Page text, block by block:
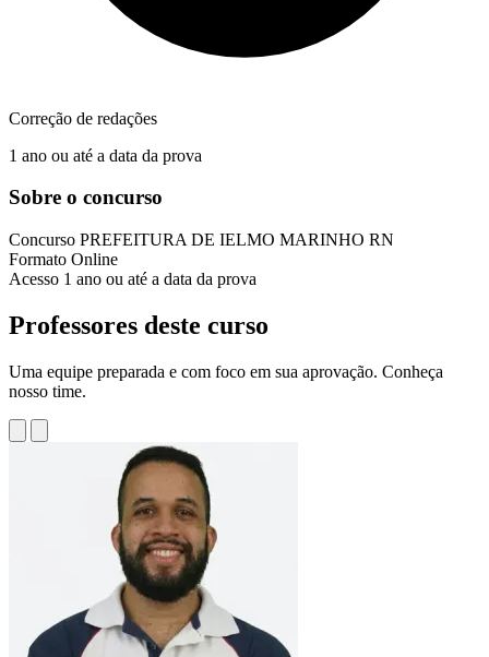
Correção de redações
1 ano ou até a data da prova
Sobre o concurso
Concurso PREFEITURA DE IELMO MARINHO RN
Formato Online
Acesso 1 ano ou até a data da prova
Professores deste curso
Uma equipe preparada e com foco em sua aprovação. Conheça
nosso time.